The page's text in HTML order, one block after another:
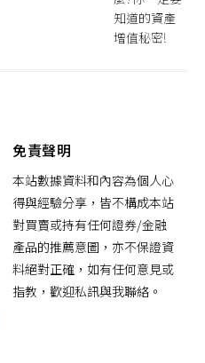
知道的資產
增值秘密!
免責聲明
本站數據資料和內容為個人心
得與經驗分享，皆不構成本站
對買賣或持有任何證券/金融
產品的推薦意圖，亦不保證資
料絕對正確，如有任何意見或
指教，歡迎私訊與我聯絡。